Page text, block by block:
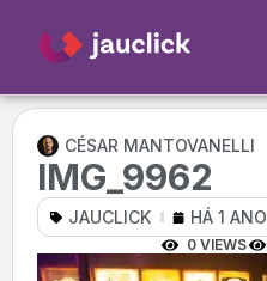
CÉSAR MANTOVANELLI
IMG_9962
JAUCLICK HÁ 1 ANO
0 VIEWS